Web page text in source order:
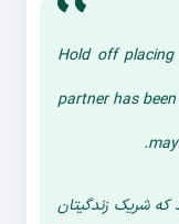
Hold off placing
partner has
که شریک زندگیتان